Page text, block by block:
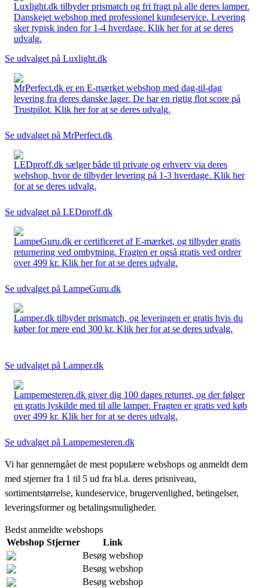
Luxlight.dk tilbyder prismatch og fri fragt på alle deres lamper.
Danskejet webshop med professionel kundeservice. Levering
sker typisk inden for 1-4 hverdage. Klik her for at se deres
udvalg.
Se udvalget på Luxlight.dk
MrPerfect.dk er en E-mærket webshop med dag-til-dag
levering fra deres danske lager. De har en rigtig flot score på
Trustpilot. Klik her for at se deres udvalg.
Se udvalget på MrPerfect.dk
LEDproff.dk sælger både til private og erhverv via deres
webshop, hvor de tilbyder levering på 1-3 hverdage. Klik her
for at se deres udvalg.
Se udvalget på LEDproff.dk
LampeGuru.dk er certificeret af E-mærket, og tilbyder gratis
returnering ved ombytning. Fragten er også gratis ved ordrer
over 499 kr. Klik her for at se deres udvalg.
Se udvalget på LampeGuru.dk
Lamper.dk tilbyder prismatch, og leveringen er gratis hvis du
køber for mere end 300 kr. Klik her for at se deres udvalg.
Se udvalget på Lamper.dk
Lampemesteren.dk giver dig 100 dages returret, og der følger
en gratis lyskilde med til alle lamper. Fragten er gratis ved køb
over 499 kr. Klik her for at se deres udvalg.
Se udvalget på Lampemesteren.dk
Vi har gennemgået de mest populære webshops og anmeldt dem
med stjerner fra 1 til 5 ud fra bl.a. deres prisniveau,
sortimentstørrelse, kundeservice, brugervenlighed, betingelser,
leveringsformer og betalingsmuligheder.
Bedst anmeldte webshops
Webshop Stjerner
Link
Besøg webshop
Besøg webshop
Besøg webshop